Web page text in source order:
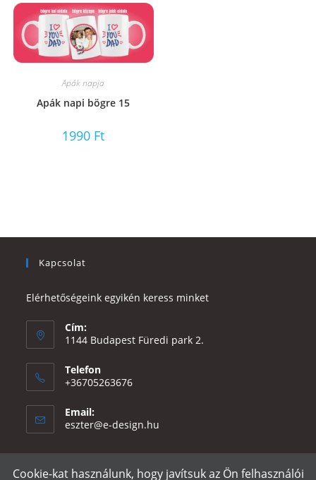
Apák napja
Apák napi bögre 15
1990 Ft
Kapcsolat
Elérhetőségeink egyikén keress minket
Cím:
1144 Budapest Füredi park 2.
Telefon
+36705263676
Email:
eszter@e-design.hu
Cookie-kat használunk, hogy javítsuk az Ön felhasználói